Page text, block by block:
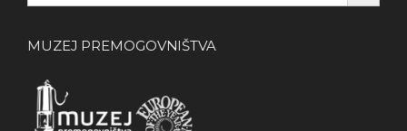
MUZEJ PREMOGOVNIŠTVA